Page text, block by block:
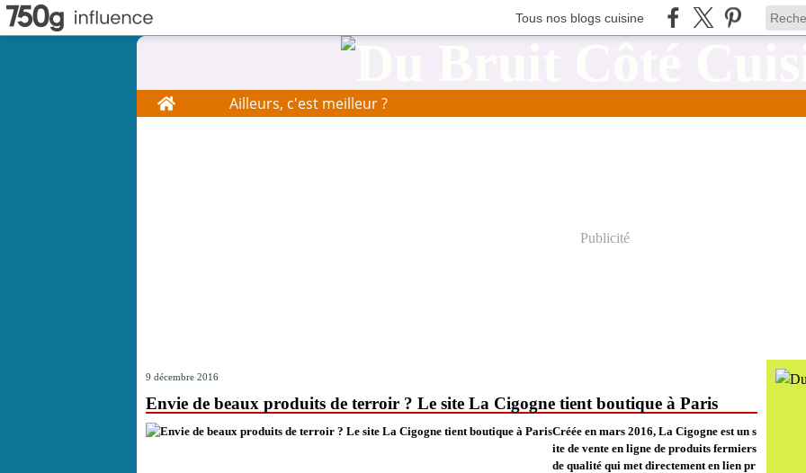
Tous nos blogs cuisine
Home Ailleurs, c'est meilleur ?
Publicité
9 décembre 2016
Envie de beaux produits de terroir ? Le site La Cigogne tient boutique à Paris
Créée en mars 2016, La Cigogne est un s
ite de vente en ligne de produits fermiers
de qualité qui met directement en lien pr